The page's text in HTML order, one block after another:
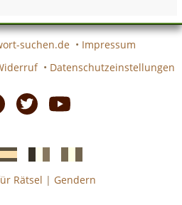
suchen.de • Impressum
• Datenschutzeinstellungen
französicheitalienische
Rätsel | Gendern